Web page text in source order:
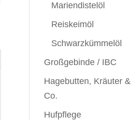
Mariendistelöl
Reiskeimöl
Schwarzkümmelöl
Großgebinde / IBC
Hagebutten, Kräuter &
Co.
Hufpflege